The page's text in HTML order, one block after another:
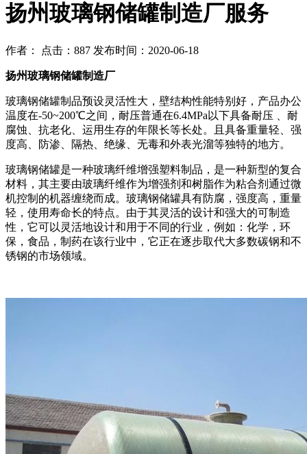
扬州玻璃钢储罐制造厂服务
作者： 点击：887 发布时间：2020-06-18
扬州玻璃钢储罐制造厂
玻璃钢储罐制品预设灵活性大，壁结构性能特别好，产品办公
温度在-50~200℃之间，耐压普通在6.4MPa以下具备耐压 、耐
腐蚀、抗老化、运用生存的年限长等长处。且具备重量轻、强
度高、防渗、隔热、绝缘、无毒和外表光溜等独特的地方。
玻璃钢储罐是一种玻璃纤维增​​强塑料制品，是一种新型的复合
材料，其主要由玻璃纤维作为增强剂和树脂作为粘合剂通过微
机控制的机器缠绕而成。玻璃钢储罐具有防腐，强度高，重量
轻，使用寿命长的特点。由于其灵活的设计和强大的可制造
性，它可以灵活地设计和用于不同的行业，例如：化学，环
保，食品，制药在该行业中，它正在逐步取代大多数碳钢和不
锈钢的市场领域。